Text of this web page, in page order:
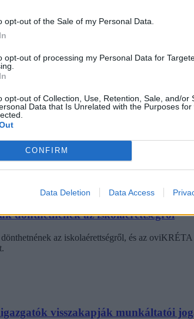
opt-out of the Sale of my Personal Data.
opt-out of processing my Personal Data for
opt-out of Collection, Use, Retention, Sale, and/or
Data that Is Unrelated with the Purposes for
CONFIRM
Data Deletion Data Access
mint ahány kollégiumi férőhely
hány kollégiumi férőhely jut a hallgatókra, a
9300 és 25 500 forint között mozognak a
– több mint százezer
hallgató vagyok, egyből húzni kezdték a
dönthetnének az iskolaérettségről
az iskolaérettségről, és az
visszakapják munkáltatói